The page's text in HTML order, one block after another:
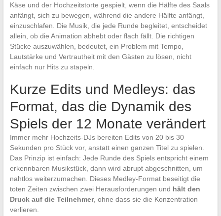
Käse und der Hochzeitstorte gespielt, wenn die Hälfte des Saals
anfängt, sich zu bewegen, während die andere Hälfte anfängt,
einzuschlafen. Die Musik, die jede Runde begleitet, entscheidet
allein, ob die Animation abhebt oder flach fällt. Die richtigen
Stücke auszuwählen, bedeutet, ein Problem mit Tempo,
Lautstärke und Vertrautheit mit den Gästen zu lösen, nicht
einfach nur Hits zu stapeln.
Kurze Edits und Medleys: das
Format, das die Dynamik des
Spiels der 12 Monate verändert
Immer mehr Hochzeits-DJs bereiten Edits von 20 bis 30
Sekunden pro Stück vor, anstatt einen ganzen Titel zu spielen.
Das Prinzip ist einfach: Jede Runde des Spiels entspricht einem
erkennbaren Musikstück, dann wird abrupt abgeschnitten, um
nahtlos weiterzumachen. Dieses Medley-Format beseitigt die
toten Zeiten zwischen zwei Herausforderungen und hält den
Druck auf die Teilnehmer, ohne dass sie die Konzentration
verlieren.